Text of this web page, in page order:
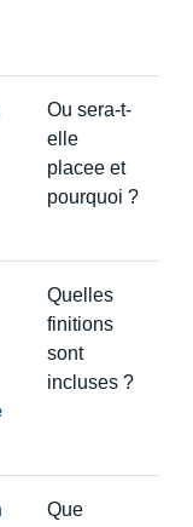
Ou sera-t-
elle
placee et
pourquoi ?
Quelles
finitions
sont
incluses ?
Que